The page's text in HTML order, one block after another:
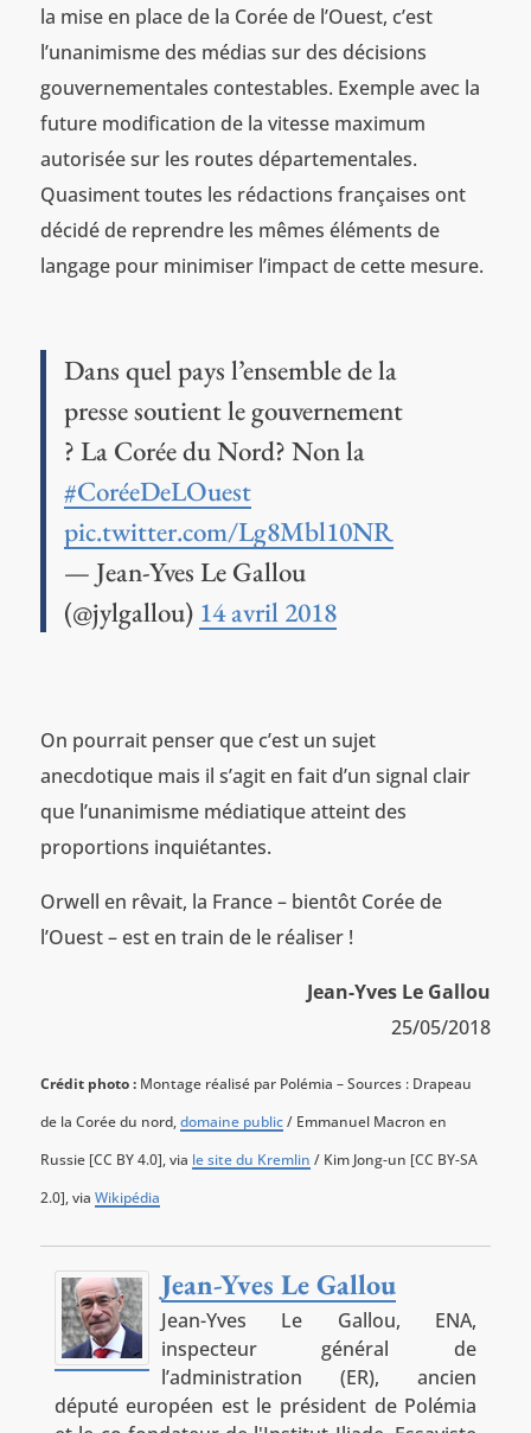
la mise en place de la Corée de l’Ouest, c’est
l’unanimisme des médias sur des décisions
gouvernementales contestables. Exemple avec la
future modification de la vitesse maximum
autorisée sur les routes départementales.
Quasiment toutes les rédactions françaises ont
décidé de reprendre les mêmes éléments de
langage pour minimiser l’impact de cette mesure.
Dans quel pays l’ensemble de la
presse soutient le gouvernement
? La Corée du Nord? Non la
#CoréeDeLOuest
pic.twitter.com/Lg8Mbl10NR
— Jean-Yves Le Gallou
(@jylgallou) 14 avril 2018
On pourrait penser que c’est un sujet
anecdotique mais il s’agit en fait d’un signal clair
que l’unanimisme médiatique atteint des
proportions inquiétantes.
Orwell en rêvait, la France – bientôt Corée de
l’Ouest – est en train de le réaliser !
Jean-Yves Le Gallou
25/05/2018
Crédit photo :Montage réalisé par Polémia – Sources : Drapeau
de la Corée du nord,domaine public/ Emmanuel Macron en
Russie [CC BY 4.0], via le site du Kremlin / Kim Jong-un [CC BY-SA
2.0], via Wikipédia
Jean-Yves Le Gallou
Jean-Yves Le Gallou, ENA,
inspecteur général de
l’administration (ER), ancien
député européen est le président de Polémia